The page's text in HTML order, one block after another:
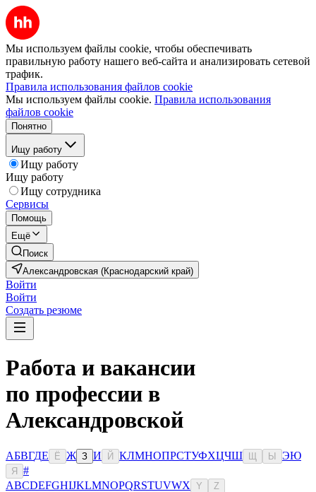
Мы используем файлы cookie, чтобы обеспечивать
правильную работу нашего веб-сайта и анализировать сетевой
трафик.
Правила использования файлов cookie
Мы используем файлы cookie. Правила использования
файлов cookie
Понятно
Ищу работу
Ищу работу
Ищу работу
Ищу сотрудника
Сервисы
Помощь
Ещё
Поиск
Александровская (Краснодарский край)
Войти
Войти
Создать резюме
Работа и вакансии
по профессии в
Александровской
АБВГДЕ Ё Ж З И Й КЛМНОПРСТУФХЦЧШ Ы ЭЮ
Я
#
ABCDEFGHIJKLMNOPQRSTUVWX Y Z